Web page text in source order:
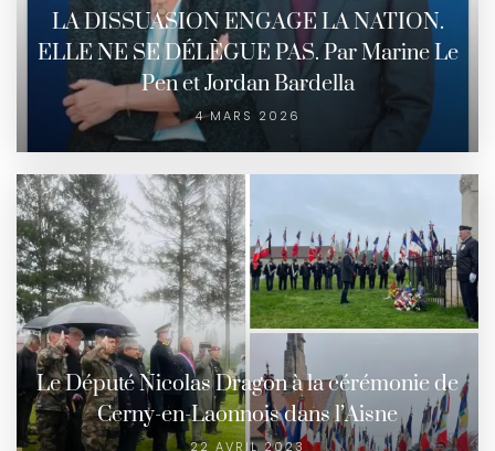
LA DISSUASION ENGAGE LA NATION.
ELLE NE SE DÉLÈGUE PAS. Par Marine Le
Pen et Jordan Bardella
4 MARS 2026
Le Député Nicolas Dragon à la cérémonie de
Cerny-en-Laonnois dans l’Aisne
22 AVRIL 2023